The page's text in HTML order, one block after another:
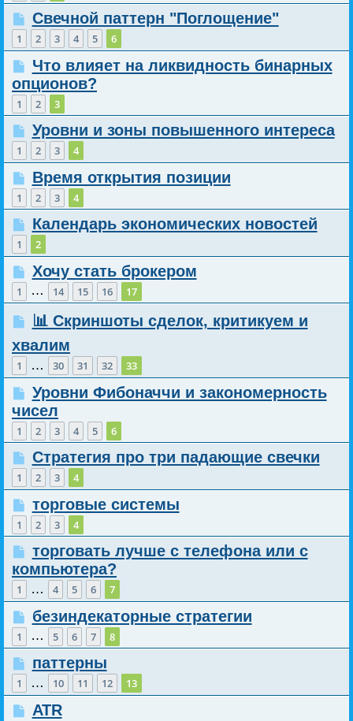
Свечной паттерн "Поглощение"
1 2 3 4 5 6
Что влияет на ликвидность бинарных
опционов?
1 2 3
Уровни и зоны повышенного интереса
1 2 3 4
Время открытия позиции
1 2 3 4
Календарь экономических новостей
1 2
Хочу стать брокером
1 … 14 15 16 17
📊 Скриншоты сделок, критикуем и
хвалим
1 … 30 31 32 33
Уровни Фибоначчи и закономерность
чисел
1 2 3 4 5 6
Стратегия про три падающие свечки
1 2 3 4
торговые системы
1 2 3 4
торговать лучше с телефона или с
компьютера?
1 … 4 5 6 7
безиндекаторные стратегии
1 … 5 6 7 8
паттерны
1 … 10 11 12 13
ATR